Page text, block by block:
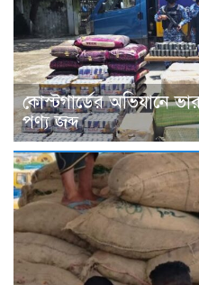
কোস্টগার্ডের অভিযানে
পণ্য জব্দ